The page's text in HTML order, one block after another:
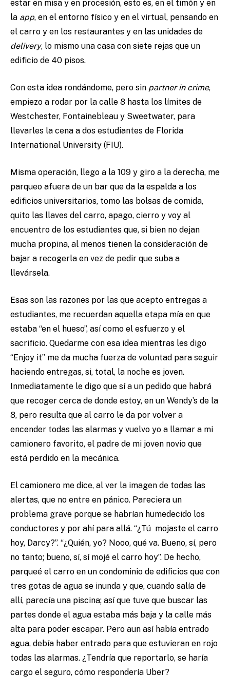
estar en misa y en procesión, esto es, en el timón y en
la app, en el entorno físico y en el virtual, pensando en
el carro y en los restaurantes y en las unidades de
delivery, lo mismo una casa con siete rejas que un
edificio de 40 pisos.
Con esta idea rondándome, pero sin partner in crime,
empiezo a rodar por la calle 8 hasta los límites de
Westchester, Fontainebleau y Sweetwater, para
llevarles la cena a dos estudiantes de Florida
International University (FIU).
Misma operación, llego a la 109 y giro a la derecha, me
parqueo afuera de un bar que da la espalda a los
edificios universitarios, tomo las bolsas de comida,
quito las llaves del carro, apago, cierro y voy al
encuentro de los estudiantes que, si bien no dejan
mucha propina, al menos tienen la consideración de
bajar a recogerla en vez de pedir que suba a
llevársela.
Esas son las razones por las que acepto entregas a
estudiantes, me recuerdan aquella etapa mía en que
estaba “en el hueso”, así como el esfuerzo y el
sacrificio. Quedarme con esa idea mientras les digo
“Enjoy it” me da mucha fuerza de voluntad para seguir
haciendo entregas, si, total, la noche es joven.
Inmediatamente le digo que sí a un pedido que habrá
que recoger cerca de donde estoy, en un Wendy’s de la
8, pero resulta que al carro le da por volver a
encender todas las alarmas y vuelvo yo a llamar a mi
camionero favorito, el padre de mi joven novio que
está perdido en la mecánica.
El camionero me dice, al ver la imagen de todas las
alertas, que no entre en pánico. Pareciera un
problema grave porque se habrían humedecido los
conductores y por ahí para allá. “¿Tú mojaste el carro
hoy, Darcy?”. “¿Quién, yo? Nooo, qué va. Bueno, sí, pero
no tanto; bueno, sí, sí mojé el carro hoy”. De hecho,
parqueé el carro en un condominio de edificios que con
tres gotas de agua se inunda y que, cuando salía de
allí, parecía una piscina; así que tuve que buscar las
partes donde el agua estaba más baja y la calle más
alta para poder escapar. Pero aun así había entrado
agua, debía haber entrado para que estuvieran en rojo
todas las alarmas. ¿Tendría que reportarlo, se haría
cargo el seguro, cómo respondería Uber?